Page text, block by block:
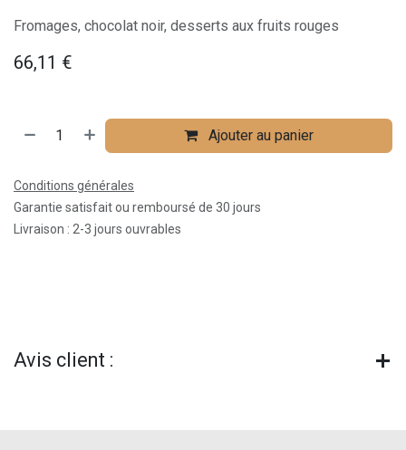
Fromages, chocolat noir, desserts aux fruits rouges
66,11 €
Ajouter au panier
Conditions générales
Garantie satisfait ou remboursé de 30 jours
Livraison : 2-3 jours ouvrables
Avis client :